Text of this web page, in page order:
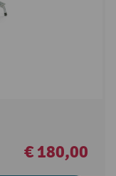
€ 180,00